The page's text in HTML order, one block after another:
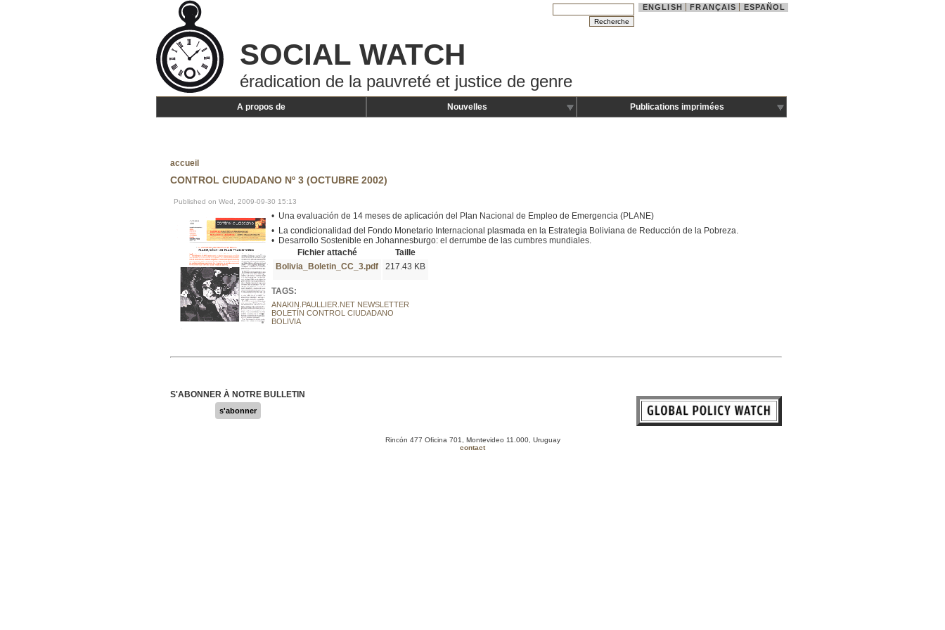
ENGLISH FRANÇAIS ESPAÑOL
SOCIAL WATCH
éradication de la pauvreté et justice de genre
A propos de Nouvelles Publications imprimées
accueil
CONTROL CIUDADANO Nº 3 (OCTUBRE 2002)
Published on Wed, 2009-09-30 15:13
• Una evaluación de 14 meses de aplicación del Plan Nacional de Empleo de Emergencia (PLANE)
• La condicionalidad del Fondo Monetario Internacional plasmada en la Estrategia Boliviana de Reducción de la Pobreza.
• Desarrollo Sostenible en Johannesburgo: el derrumbe de las cumbres mundiales.
Fichier attaché
Taille
Bolivia_Boletin_CC_3.pdf
217.43 KB
TAGS:
ANAKIN.PAULLIER.NET NEWSLETTER
BOLETÍN CONTROL CIUDADANO
BOLIVIA
S'ABONNER À NOTRE BULLETIN
s'abonner
Rincón 477 Oficina 701, Montevideo 11.000, Uruguay
contact